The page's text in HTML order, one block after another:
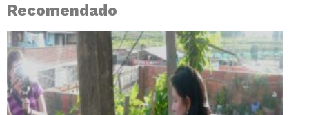
Recomendado